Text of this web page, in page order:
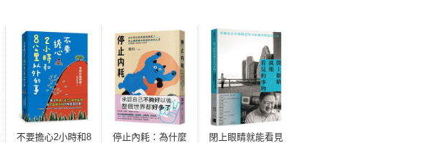
不要擔心2小時和8
停止內耗：為什麼
閉上眼睛就能看見